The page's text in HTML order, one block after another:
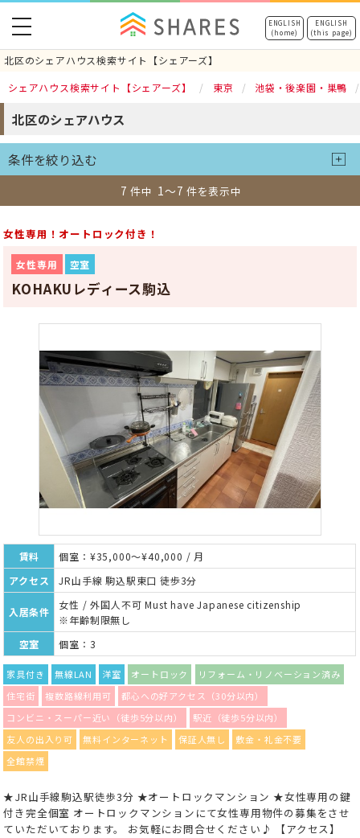
ENGLISH
(home)
ENGLISH
(this page)
北区のシェアハウス検索サイト【シェアーズ】
toggle
navigation
シェアハウス検索サイト【シェアーズ】 東京 池袋・後楽園・巣鴨
北区のシェアハウス
条件を絞り込む
7 件中 1～7 件を表示中
女性専用！オートロック付き！
女性専用 空室
KOHAKUレディース駒込
賃料
個室：¥35,000～¥40,000 / 月
アクセス
JR山手線 駒込駅東口 徒歩3分
入居条件
女性 / 外国人不可 Must have Japanese citizenship
※年齢制限無し
空室
個室：3
家具付き 無線LAN 洋室 オートロック
リフォーム・リノベーション済み
住宅街
複数路線利用可
都心への好アクセス（30分以内）
コンビニ・スーパー近い（徒歩5分以内）
駅近（徒歩5分以内）
友人の出入り可
無料インターネット 保証人無し
敷金・礼金不要
全館禁煙
★JR山手線駒込駅徒歩3分 ★オートロックマンション ★女性専用の鍵
付き完全個室 オートロックマンションにて女性専用物件の募集をさせ
ていただいております。 お気軽にお問合せください♪ 【アクセス】